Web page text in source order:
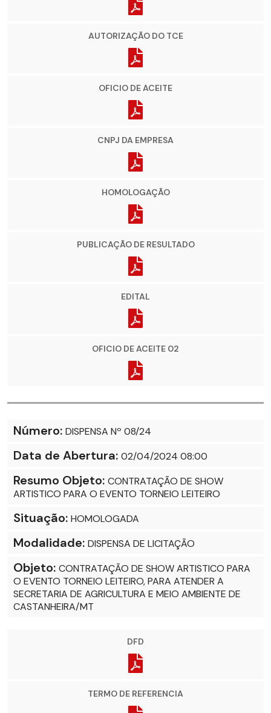
AUTORIZAÇÃO DO TCE
OFICIO DE ACEITE
CNPJ DA EMPRESA
HOMOLOGAÇÃO
PUBLICAÇÃO DE RESULTADO
EDITAL
OFICIO DE ACEITE 02
Número: DISPENSA Nº 08/24
Data de Abertura: 02/04/2024 08:00
Resumo Objeto: CONTRATAÇÃO DE SHOW
ARTISTICO PARA O EVENTO TORNEIO LEITEIRO
Situação: HOMOLOGADA
Modalidade: DISPENSA DE LICITAÇÃO
Objeto: CONTRATAÇÃO DE SHOW ARTISTICO PARA
O EVENTO TORNEIO LEITEIRO, PARA ATENDER A
SECRETARIA DE AGRICULTURA E MEIO AMBIENTE DE
CASTANHEIRA/MT
DFD
TERMO DE REFERENCIA